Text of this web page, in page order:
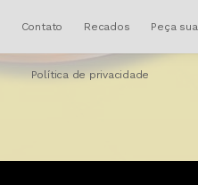
Contato Recados Peça
Política de privacidade